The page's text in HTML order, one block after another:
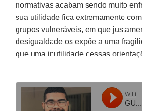
normativas acabam sendo muito
sua utilidade fica extremamente
grupos vulneráveis, em que
desigualdade os expõe a uma
que uma inutilidade dessas